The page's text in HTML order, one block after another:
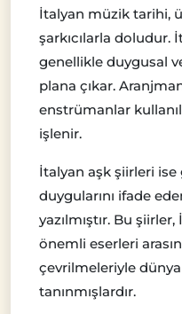
İtalyan müzik tarihi,
şarkıcılarla doludur.
genellikle duygusal
plana çıkar.
enstrümanlar
işlenir.
İtalyan aşk şiirleri ise
duygularını ifade
yazılmıştır. Bu
önemli eserleri
çevrilmeleriyle
tanınmışlardır.